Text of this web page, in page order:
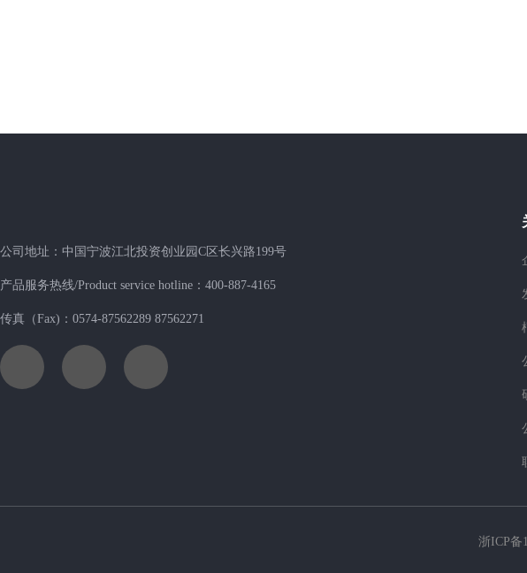
公司地址：中国宁波江北投资创业园C区长兴路199号
产品服务热线/Product service hotline：400-887-4165
传真（Fax)：0574-87562289 87562271
浙ICP备